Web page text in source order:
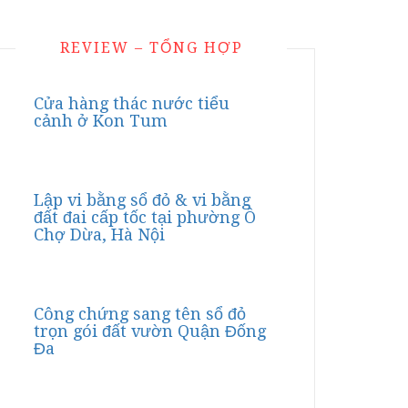
REVIEW – TỔNG HỢP
Cửa hàng thác nước tiểu
cảnh ở Kon Tum
Lập vi bằng sổ đỏ & vi bằng
đất đai cấp tốc tại phường Ô
Chợ Dừa, Hà Nội
Công chứng sang tên sổ đỏ
trọn gói đất vườn Quận Đống
Đa